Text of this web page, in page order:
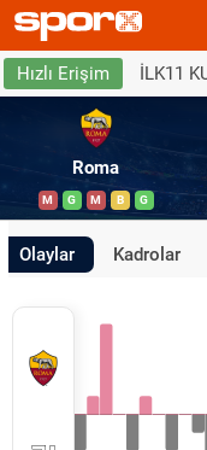
Hızlı Erişim İLK11
Roma
M G M B G
Olaylar Kadrolar